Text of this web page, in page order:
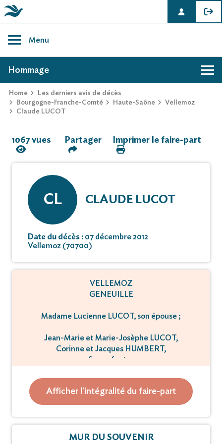
content
Menu
AVIS DE DÉCÈS DE CLAUDE LUCOT
Home
Les derniers avis de décès
Bourgogne-Franche-Comté
Haute-Saône
Vellemoz
Claude LUCOT
Hommage
Hommage
Faire-part
1067 vues Partager Imprimer le faire-part
CL CLAUDE LUCOT
Date du décès : 07 décembre 2012
Vellemoz (70700)
VELLEMOZ
GENEUILLE
Madame Lucienne LUCOT, son épouse ;
Jean-Marie et Marie-Josèphe LUCOT,
Corinne et Jacques HUMBERT,
Ses enfants ;
Anaïs, Sarah, Jean-Simon, Pierre-Marie, Flora,
Marc-Etienne,
Ses petits-enfants ;
Raymond et Jocelyne LUCOT, son frère et sa belle-
soeur ;
Afficher l'intégralité du faire-part
MUR DU SOUVENIR